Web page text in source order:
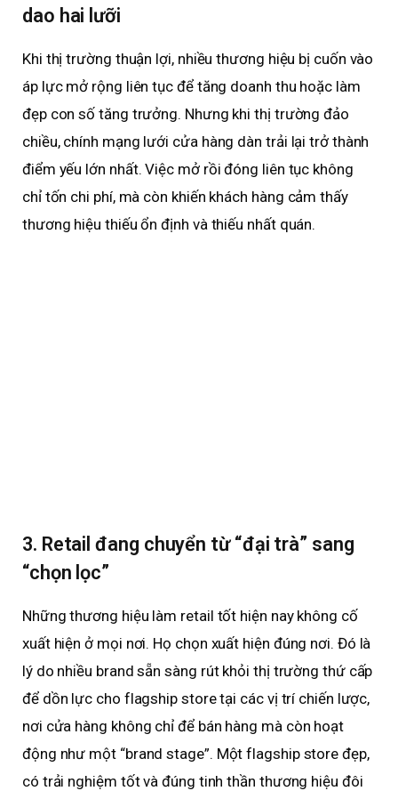
dao hai lưỡi
Khi thị trường thuận lợi, nhiều thương hiệu bị cuốn vào
áp lực mở rộng liên tục để tăng doanh thu hoặc làm
đẹp con số tăng trưởng. Nhưng khi thị trường đảo
chiều, chính mạng lưới cửa hàng dàn trải lại trở thành
điểm yếu lớn nhất. Việc mở rồi đóng liên tục không
chỉ tốn chi phí, mà còn khiến khách hàng cảm thấy
thương hiệu thiếu ổn định và thiếu nhất quán.
3. Retail đang chuyển từ “đại trà” sang
“chọn lọc”
Những thương hiệu làm retail tốt hiện nay không cố
xuất hiện ở mọi nơi. Họ chọn xuất hiện đúng nơi. Đó là
lý do nhiều brand sẵn sàng rút khỏi thị trường thứ cấp
để dồn lực cho flagship store tại các vị trí chiến lược,
nơi cửa hàng không chỉ để bán hàng mà còn hoạt
động như một “brand stage”. Một flagship store đẹp,
có trải nghiệm tốt và đúng tinh thần thương hiệu đôi